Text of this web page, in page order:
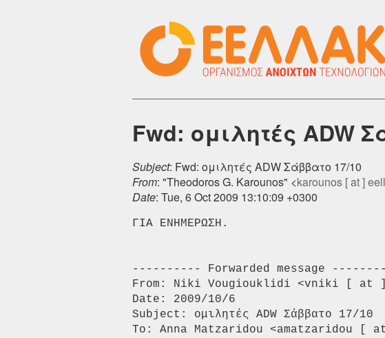
Fwd: ομιλητές ADW
Subject: Fwd: ομιλητές ADW Σάββατο 17/10
From: "Theodoros G. Karounos" <karounos [ at ]
Date: Tue, 6 Oct 2009 13:10:09 +0300
ΓΙΑ ΕΝΗΜΕΡΩΣΗ.
---------- Forwarded message
From: Niki Vougiouklidi <vniki [
Date: 2009/10/6
Subject: ομιλητές ADW Σάββατο 17/10
To: Anna Matzaridou <amatzaridou [